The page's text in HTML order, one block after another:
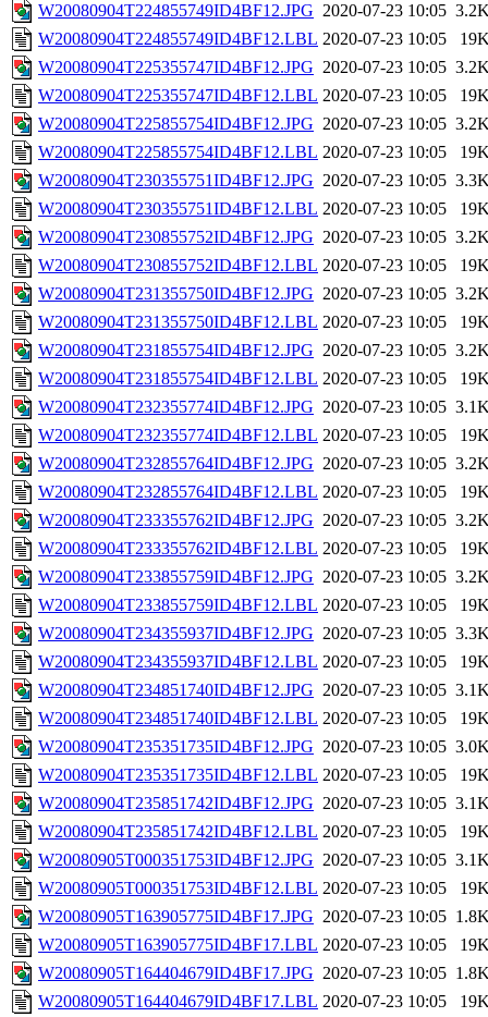
W20080904T224855749ID4BF12.JPG 2020-07-23 10:05
W20080904T224855749ID4BF12.LBL 2020-07-23 10:05
W20080904T225355747ID4BF12.JPG 2020-07-23 10:05
W20080904T225355747ID4BF12.LBL 2020-07-23 10:05
W20080904T225855754ID4BF12.JPG 2020-07-23 10:05
W20080904T225855754ID4BF12.LBL 2020-07-23 10:05
W20080904T230355751ID4BF12.JPG 2020-07-23 10:05
W20080904T230355751ID4BF12.LBL 2020-07-23 10:05
W20080904T230855752ID4BF12.JPG 2020-07-23 10:05
W20080904T230855752ID4BF12.LBL 2020-07-23 10:05
W20080904T231355750ID4BF12.JPG 2020-07-23 10:05
W20080904T231355750ID4BF12.LBL 2020-07-23 10:05
W20080904T231855754ID4BF12.JPG 2020-07-23 10:05
W20080904T231855754ID4BF12.LBL 2020-07-23 10:05
W20080904T232355774ID4BF12.JPG 2020-07-23 10:05
W20080904T232355774ID4BF12.LBL 2020-07-23 10:05
W20080904T232855764ID4BF12.JPG 2020-07-23 10:05
W20080904T232855764ID4BF12.LBL 2020-07-23 10:05
W20080904T233355762ID4BF12.JPG 2020-07-23 10:05
W20080904T233355762ID4BF12.LBL 2020-07-23 10:05
W20080904T233855759ID4BF12.JPG 2020-07-23 10:05
W20080904T233855759ID4BF12.LBL 2020-07-23 10:05
W20080904T234355937ID4BF12.JPG 2020-07-23 10:05
W20080904T234355937ID4BF12.LBL 2020-07-23 10:05
W20080904T234851740ID4BF12.JPG 2020-07-23 10:05
W20080904T234851740ID4BF12.LBL 2020-07-23 10:05
W20080904T235351735ID4BF12.JPG 2020-07-23 10:05
W20080904T235351735ID4BF12.LBL 2020-07-23 10:05
W20080904T235851742ID4BF12.JPG 2020-07-23 10:05
W20080904T235851742ID4BF12.LBL 2020-07-23 10:05
W20080905T000351753ID4BF12.JPG 2020-07-23 10:05
W20080905T000351753ID4BF12.LBL 2020-07-23 10:05
W20080905T163905775ID4BF17.JPG 2020-07-23 10:05
W20080905T163905775ID4BF17.LBL 2020-07-23 10:05
W20080905T164404679ID4BF17.JPG 2020-07-23 10:05
W20080905T164404679ID4BF17.LBL 2020-07-23 10:05